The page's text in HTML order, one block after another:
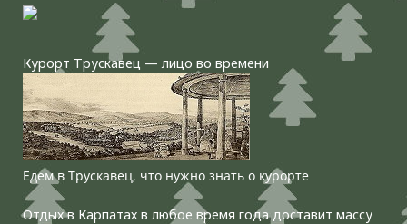
Курорт Трускавец — лицо во времени
Едем в Трускавец, что нужно знать о курорте
Отдых в Карпатах в любое время года доставит массу